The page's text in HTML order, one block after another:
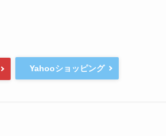
Yahooショッピング